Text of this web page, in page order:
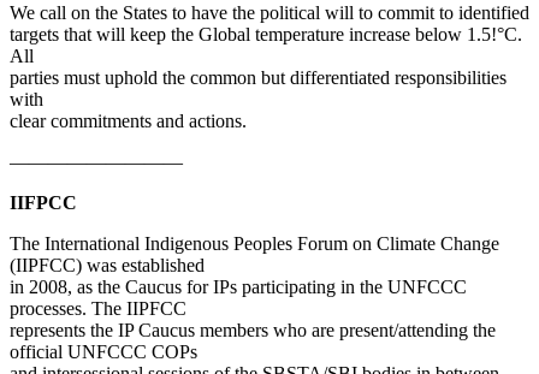
We call on the States to have the political will to commit to identified
targets that will keep the Global temperature increase below 1.5!°C.
All
parties must uphold the common but differentiated responsibilities
with
clear commitments and actions.
—————————
IIFPCC
The International Indigenous Peoples Forum on Climate Change
(IIPFCC) was established
in 2008, as the Caucus for IPs participating in the UNFCCC
processes. The IIPFCC
represents the IP Caucus members who are present/attending the
official UNFCCC COPs